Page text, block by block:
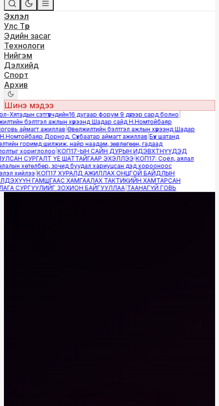
Эхлэл
Улс Төр
Эдийн засаг
Технологи
Нийгэм
Дэлхийд
Спорт
Архив
Шинэ мэдээ
сэтгүүлчдийн16 дугаар форум 9 дүгээр сард болно|
бэлтгэл ажлын хүрээнд Шадар сайд Н.Номтойбаяр
аймагт ажиллав|Өвөлжилтийн бэлтгэл ажлын хүрээнд Шадар
Дорнод, Сүхбаатар аймагт ажиллав|Бүх шатанд
горимд шилжиж, найр наадам, зөвлөгөөн, гадаад
хориглолоо|КОП17-ЫН САЙН ДУРЫН ИДЭВХТНҮҮДЭД
СУРГАЛТ ҮЕ ШАТТАЙГААР ЭХЭЛЛЭЭ|КОП17: Соёл, аялал
хөтөлбөр, зочид буудал хариуцсан дэд хорооноос
хийлээ|КОП17 ХУРАЛД АЖИЛЛАХ ОНЦГОЙ БАЙДЛЫН
ГАМШГААС ХАМГААЛАХ ТАКТИКИЙН ХАМТАРСАН
СУРГУУЛИЙГ ЗОХИОН БАЙГУУЛЛАА|ТААНАГҮЙ ГОВЬ